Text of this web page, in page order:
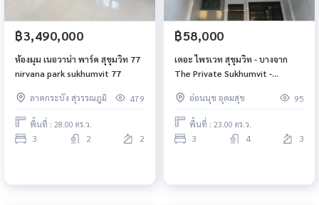
฿3,490,000
ห้องมุม เนอวาน่า พาร์ค สุขุมวิท 77
nirvana park sukhumvit 77
ลาดกระบัง สุวรรณภูมิ 479
พื้นที่ : 28.00 ตร.ว.
3 2 2
฿58,000
เดอะ ไพรเวท สุขุมวิท - บางจาก
The Private Sukhumvit -
อ่อนนุช อุดมสุข
95
พื้นที่ : 23.00 ตร.ว.
3 4 3